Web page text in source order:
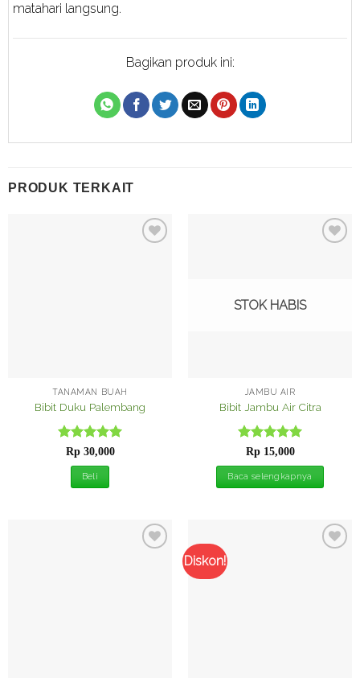
matahari langsung.
Bagikan produk ini:
PRODUK TERKAIT
TANAMAN BUAH
Bibit Duku Palembang
Dinilai5
dari 5
Rp30,000
Beli
STOK HABIS
JAMBU AIR
Bibit Jambu Air Citra
Dinilai5
dari 5
Rp15,000
Baca selengkapnya
Diskon!